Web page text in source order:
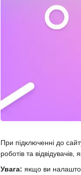
При підключенні до
роботів та
Увага: якщо ви